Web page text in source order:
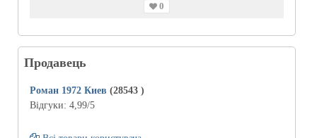
0
Продавець
Роман 1972 Киев (28543 )
Відгуки: 4,99/5